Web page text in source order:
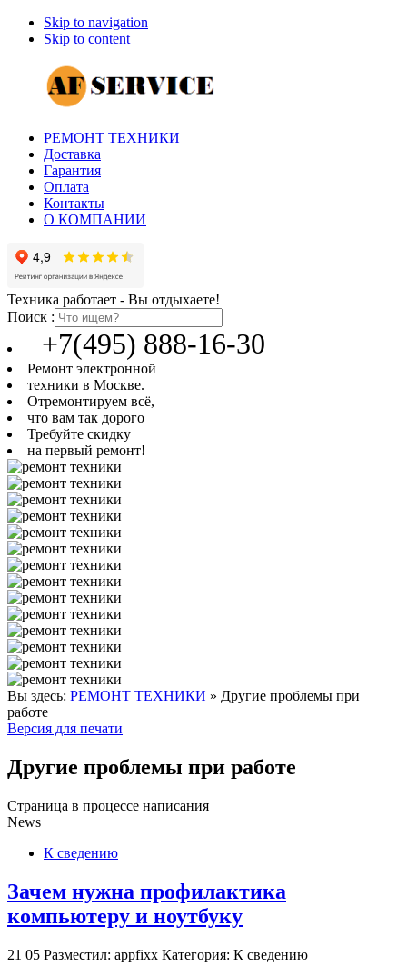
Skip to navigation
Skip to content
РЕМОНТ ТЕХНИКИ
Доставка
Гарантия
Оплата
Контакты
О КОМПАНИИ
Техника работает - Вы отдыхаете!
Поиск :
+7(495) 888-16-30
Ремонт электронной
техники в Москве.
Отремонтируем всё,
что вам так дорого
Требуйте скидку
на первый ремонт!
Вы здесь: РЕМОНТ ТЕХНИКИ » Другие проблемы при
работе
Версия для печати
Другие проблемы при работе
Страница в процессе написания
News
К сведению
Зачем нужна профилактика
компьютеру и ноутбуку
21 05 Разместил: appfixx Категория: К сведению